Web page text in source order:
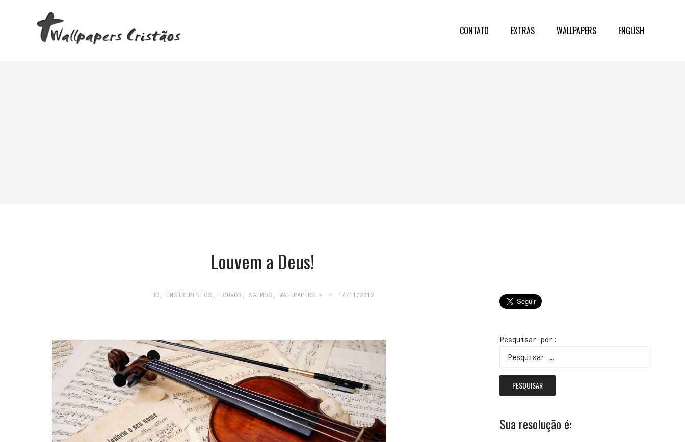
CONTATO EXTRAS WALLPAPERS ENGLISH
Louvem a Deus!
HD INSTRUMENTOS LOUVOR SALMOS ,WALLPAPERS > - 14/11/2012
Pesquisar por:
Sua resolução é: